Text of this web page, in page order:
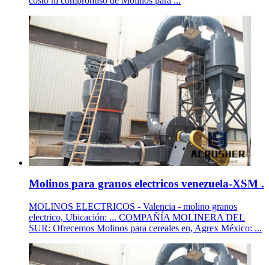
Molinos para granos electricos venezuela-XSM .
MOLINOS ELECTRICOS - Valencia - molino granos
electrico, Ubicación: ... COMPAÑÍA MOLINERA DEL
SUR: Ofrecemos Molinos para cereales en, Agrex México: ...